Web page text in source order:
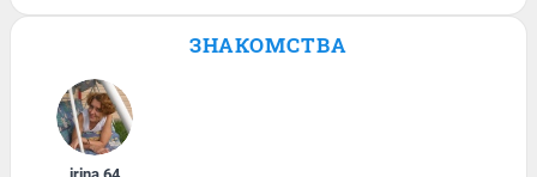
ЗНАКОМСТВА